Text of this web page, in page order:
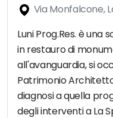
Via Monfalcone,
Luni Prog.Res. è
in restauro di
all'avanguardia, si
Patrimonio
diagnosi a quella
degli interventi a La